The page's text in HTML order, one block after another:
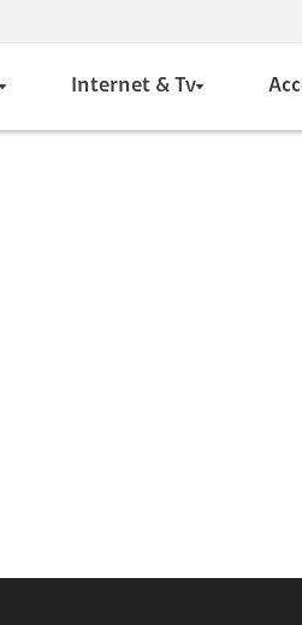
Internet & Tv